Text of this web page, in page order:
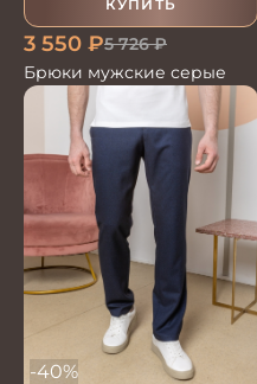
КУПИТЬ
3 550 ₽5 726₽
Брюки мужские серые
-40%